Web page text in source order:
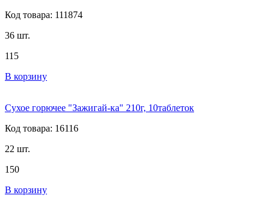
Код товара: 111874
36 шт.
115
В корзину
Сухое горючее "Зажигай-ка" 210г, 10таблеток
Код товара: 16116
22 шт.
150
В корзину